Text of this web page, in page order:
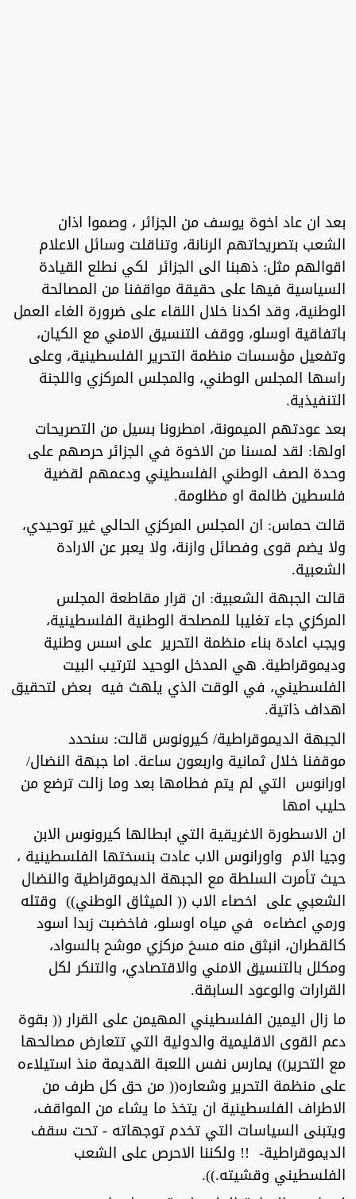
بعد ان عاد اخوة يوسف من الجزائر ، وصموا اذان
الشعب بتصريحاتهم الرنانة، وتناقلت وسائل الاعلام
اقوالهم مثل: ذهبنا الى الجزائر لكي نطلع القيادة
السياسية فيها على حقيقة مواقفنا من المصالحة
الوطنية، وقد اكدنا خلال اللقاء على ضرورة الغاء العمل
باتفاقية اوسلو، ووقف التنسيق الامني مع الكيان،
وتفعيل مؤسسات منظمة التحرير الفلسطينية، وعلى
راسها المجلس الوطني، والمجلس المركزي واللجنة
التنفيذية.
بعد عودتهم الميمونة، امطرونا بسيل من التصريحات
اولها: لقد لمسنا من الاخوة في الجزائر حرصهم على
وحدة الصف الوطني الفلسطيني ودعمهم لقضية
فلسطين ظالمة او مظلومة.
قالت حماس: ان المجلس المركزي الحالي غير توحيدي،
ولا يضم قوى وفصائل وازنة، ولا يعبر عن الارادة
الشعبية.
قالت الجبهة الشعبية: ان قرار مقاطعة المجلس
المركزي جاء تغليبا للمصلحة الوطنية الفلسطينية،
ويجب اعادة بناء منظمة التحرير على اسس وطنية
وديموقراطية. هي المدخل الوحيد لترتيب البيت
الفلسطيني، في الوقت الذي يلهث فيه بعض لتحقيق
اهداف ذاتية.
الجبهة الديموقراطية/ كيرونوس قالت: سنحدد
موقفنا خلال ثمانية واربعون ساعة. اما جبهة النضال/
اورانوس التي لم يتم فطامها بعد وما زالت ترضع من
حليب امها
ان الاسطورة الاغريقية التي ابطالها كيرونوس الابن
وجيا الام واورانوس الاب عادت بنسختها الفلسطينية ،
حيث تأمرت السلطة مع الجبهة الديموقراطية والنضال
الشعبي على اخصاء الاب (( الميثاق الوطني)) وقتله
ورمي اعضاءه في مياه اوسلو، فاخضبت زبدا اسود
كالقطران، انبثق منه مسخ مركزي موشح بالسواد،
ومكلل بالتنسيق الامني والاقتصادي، والتنكر لكل
القرارات والوعود السابقة.
ما زال اليمين الفلسطيني المهيمن على القرار (( بقوة
دعم القوى الاقليمية والدولية التي تتعارض مصالحها
مع التحرير)) يمارس نفس اللعبة القديمة منذ استيلاءه
على منظمة التحرير وشعاره(( من حق كل طرف من
الاطراف الفلسطينية ان يتخذ ما يشاء من المواقف،
ويتبنى السياسات التي تخدم توجهاته - تحت سقف
الديموقراطية- !! ولكننا الاحرص على الشعب
الفلسطيني وقشيته.)).